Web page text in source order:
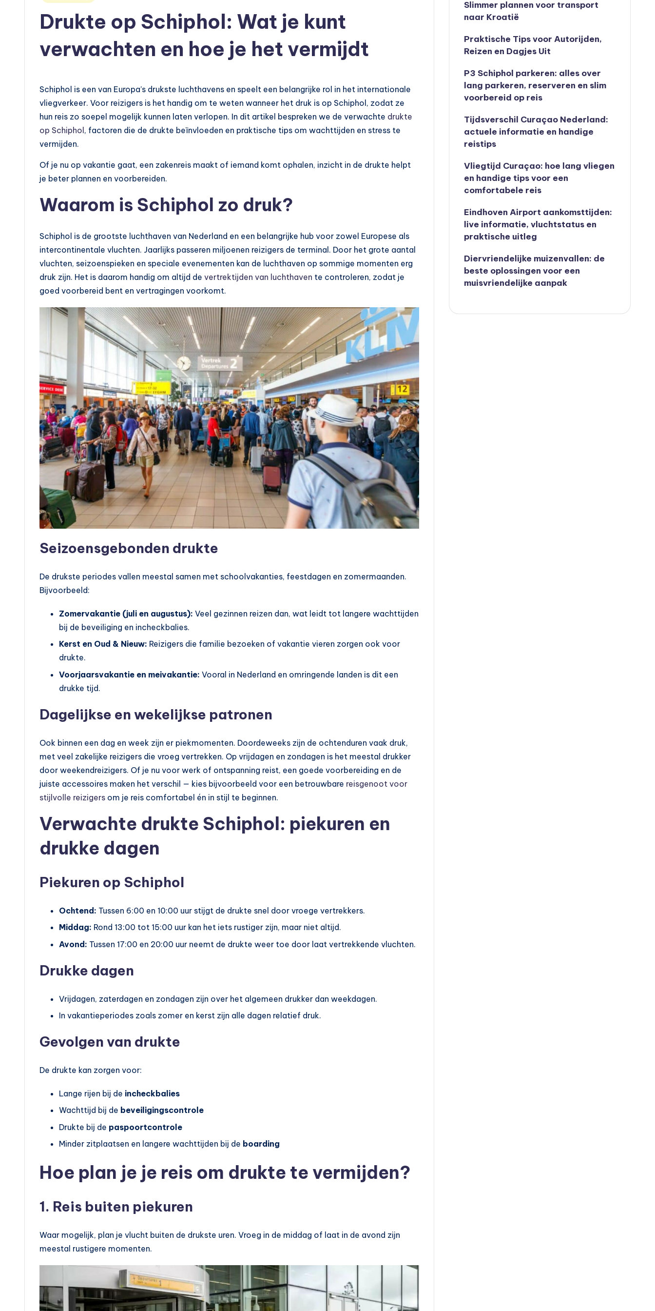
m
rr
Drukte op Schiphol: Wat je kunt
verwachten en hoe je het vermijdt
Schiphol is een van Europa’s drukste luchthavens en speelt een belangrijke rol in het internationale
vliegverkeer. Voor reizigers is het handig om te weten wanneer het druk is op Schiphol, zodat ze
hun reis zo soepel mogelijk kunnen laten verlopen. In dit artikel bespreken we de verwachte drukte
op Schiphol , factoren die de drukte beïnvloeden en praktische tips om wachttijden en stress te
vermijden.
Of je nu op vakantie gaat, een zakenreis maakt of iemand komt ophalen, inzicht in de drukte helpt
je beter plannen en voorbereiden.
Waarom is Schiphol zo druk?
Schiphol is de grootste luchthaven van Nederland en een belangrijke hub voor zowel Europese als
intercontinentale vluchten. Jaarlijks passeren miljoenen reizigers de terminal. Door het grote aantal
vluchten, seizoenspieken en speciale evenementen kan de luchthaven op sommige momenten erg
druk zijn. Het is daarom handig om altijd de vertrektijden van luchthaven te controleren, zodat je
goed voorbereid bent en vertragingen voorkomt.
Seizoensgebonden drukte
De drukste periodes vallen meestal samen met schoolvakanties, feestdagen en zomermaanden.
Bijvoorbeeld:
Zomervakantie (juli en augustus): Veel gezinnen reizen dan, wat leidt tot langere wachttijden
bij de beveiliging en incheckbalies.
Kerst en Oud & Nieuw: Reizigers die familie bezoeken of vakantie vieren zorgen ook voor
drukte.
Voorjaarsvakantie en meivakantie: Vooral in Nederland en omringende landen is dit een
drukke tijd.
Dagelijkse en wekelijkse patronen
Ook binnen een dag en week zijn er piekmomenten. Doordeweeks zijn de ochtenduren vaak druk,
met veel zakelijke reizigers die vroeg vertrekken. Op vrijdagen en zondagen is het meestal drukker
door weekendreizigers. Of je nu voor werk of ontspanning reist, een goede voorbereiding en de
juiste accessoires maken het verschil — kies bijvoorbeeld voor een betrouwbare reisgenoot voor
stijlvolle reizigers om je reis comfortabel én in stijl te beginnen.
Verwachte drukte Schiphol: piekuren en
drukke dagen
Piekuren op Schiphol
Ochtend: Tussen 6:00 en 10:00 uur stijgt de drukte snel door vroege vertrekkers.
Middag: Rond 13:00 tot 15:00 uur kan het iets rustiger zijn, maar niet altijd.
Avond: Tussen 17:00 en 20:00 uur neemt de drukte weer toe door laat vertrekkende vluchten.
Drukke dagen
Vrijdagen, zaterdagen en zondagen zijn over het algemeen drukker dan weekdagen.
In vakantieperiodes zoals zomer en kerst zijn alle dagen relatief druk.
Gevolgen van drukte
De drukte kan zorgen voor:
Lange rijen bij de incheckbalies
Wachttijd bij de beveiligingscontrole
Drukte bij de paspoortcontrole
Minder zitplaatsen en langere wachttijden bij de boarding
Hoe plan je je reis om drukte te vermijden?
1. Reis buiten piekuren
Waar mogelijk, plan je vlucht buiten de drukste uren. Vroeg in de middag of laat in de avond zijn
meestal rustigere momenten.
Slimmer plannen voor transport
naar Kroatië
Praktische Tips voor Autorijden,
Reizen en Dagjes Uit
P3 Schiphol parkeren: alles over
lang parkeren, reserveren en slim
voorbereid op reis
Tijdsverschil Curaçao Nederland:
actuele informatie en handige
reistips
Vliegtijd Curaçao: hoe lang vliegen
en handige tips voor een
comfortabele reis
Eindhoven Airport aankomsttijden:
live informatie, vluchtstatus en
praktische uitleg
Diervriendelijke muizenvallen: de
beste oplossingen voor een
muisvriendelijke aanpak